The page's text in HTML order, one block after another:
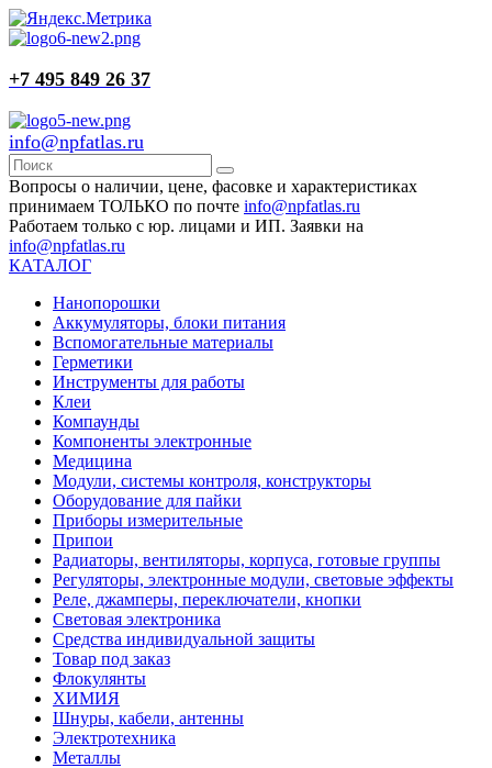
+7 495 849 26 37
info@npfatlas.ru
Вопросы о наличии, цене, фасовке и характеристиках
принимаем ТОЛЬКО по почте info@npfatlas.ru
Работаем только с юр. лицами и ИП. Заявки на
info@npfatlas.ru
КАТАЛОГ
Нанопорошки
Аккумуляторы, блоки питания
Вспомогательные материалы
Герметики
Инструменты для работы
Клеи
Компаунды
Компоненты электронные
Медицина
Модули, системы контроля, конструкторы
Оборудование для пайки
Приборы измерительные
Припои
Радиаторы, вентиляторы, корпуса, готовые группы
Регуляторы, электронные модули, световые эффекты
Реле, джамперы, переключатели, кнопки
Световая электроника
Средства индивидуальной защиты
Товар под заказ
Флокулянты
ХИМИЯ
Шнуры, кабели, антенны
Электротехника
Металлы